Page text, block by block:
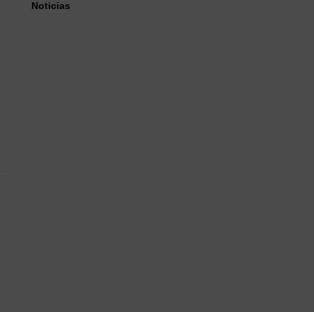
Noticias